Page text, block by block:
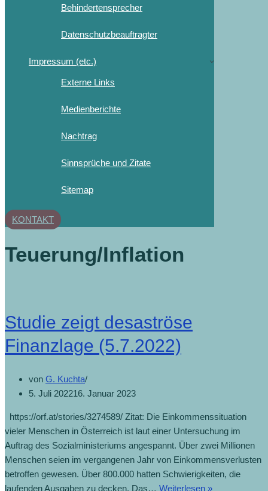
Behindertensprecher
Datenschutzbeauftragter
Impressum (etc.)
Externe Links
Medienberichte
Nachtrag
Sinnsprüche und Zitate
Sitemap
KONTAKT
Teuerung/Inflation
Studie zeigt desaströse
Finanzlage (5.7.2022)
von G. Kuchta
5. Juli 202216. Januar 2023
https://orf.at/stories/3274589/ Zitat: Die Einkommenssituation
vieler Menschen in Österreich ist laut einer Untersuchung im
Auftrag des Sozialministeriums angespannt. Über zwei Millionen
Menschen seien im vergangenen Jahr von Einkommensverlusten
betroffen gewesen. Über 800.000 hatten Schwierigkeiten, die
laufenden Ausgaben zu decken. Das… Weiterlesen »